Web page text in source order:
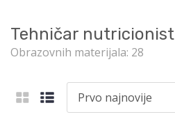
Tehničar nutricionist
Obrazovnih materijala: 28